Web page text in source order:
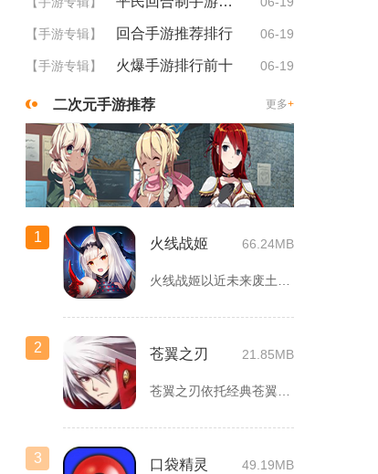
【手游专辑】 回合手游推荐排行 06-19
【手游专辑】 火爆手游排行前十 06-19
二次元手游推荐 更多+
1 火线战姬 66.24MB
火线战姬以近未来废土世界为故事舞台，融合二次元战姬收集、轻策...
2 苍翼之刃 21.85MB
苍翼之刃依托经典苍翼默示录IP打造横版指尖格斗手游，完整收录...
3 口袋精灵 49.19MB